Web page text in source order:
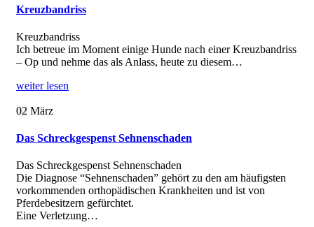
Kreuzbandriss
Kreuzbandriss
Ich betreue im Moment einige Hunde nach einer Kreuzbandriss
– Op und nehme das als Anlass, heute zu diesem…
weiter lesen
02 März
Das Schreckgespenst Sehnenschaden
Das Schreckgespenst Sehnenschaden
Die Diagnose “Sehnenschaden” gehört zu den am häufigsten
vorkommenden orthopädischen Krankheiten und ist von
Pferdebesitzern gefürchtet.
Eine Verletzung…